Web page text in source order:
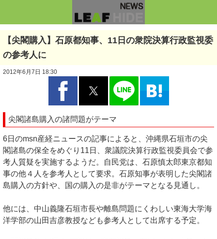
【尖閣購入】石原都知事、11日の衆院決算行政監視委
の参考人に
2012年6月7日 18:30
尖閣諸島購入の諸問題がテーマ
6日のmsn産経ニュースの記事によると、沖縄県石垣市の尖
閣諸島の保全をめぐり11日、衆議院決算行政監視委員会で参
考人質疑を実施するようだ。自民党は、石原慎太郎東京都知
事の他４人を参考人として要求。石原知事が表明した尖閣諸
島購入の方針や、国の購入の是非がテーマとなる見通し。
他には、中山義隆石垣市長や離島問題にくわしい東海大学海
洋学部の山田吉彦教授なども参考人として出席する予定。